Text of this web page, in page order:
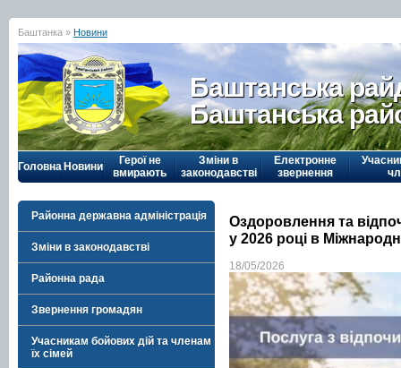
Баштанка » Новини
Баштанська
Баштанська
Головна Новини
Герої не
вмирають
Зміни в
законодавстві
Електронне
звернення
Районна державна адміністрація
Зміни в законодавстві
Районна рада
Звернення громадян
Учасникам бойових дій та членам
їх сімей
Оздоровлення та
у 2026 році в
18/05/2026